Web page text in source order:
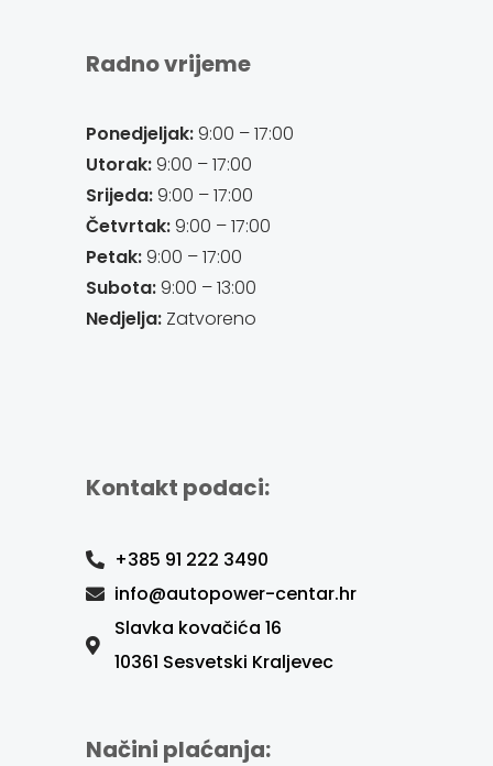
Radno vrijeme
Ponedjeljak:9:00 – 17:00
Utorak:9:00 – 17:00
Srijeda:9:00 – 17:00
Četvrtak:9:00 – 17:00
Petak:9:00 – 17:00
Subota:9:00 – 13:00
Nedjelja:Zatvoreno
Kontakt podaci:
+385 91 222 3490
info@autopower-centar.hr
Slavka kovačića 16
10361 Sesvetski Kraljevec
Načini plaćanja: